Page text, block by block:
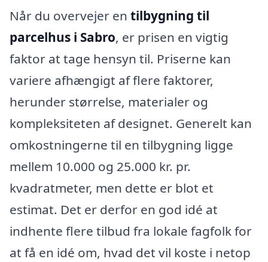
Når du overvejer en tilbygning til
parcelhus i Sabro, er prisen en vigtig
faktor at tage hensyn til. Priserne kan
variere afhængigt af flere faktorer,
herunder størrelse, materialer og
kompleksiteten af designet. Generelt kan
omkostningerne til en tilbygning ligge
mellem 10.000 og 25.000 kr. pr.
kvadratmeter, men dette er blot et
estimat. Det er derfor en god idé at
indhente flere tilbud fra lokale fagfolk for
at få en idé om, hvad det vil koste i netop